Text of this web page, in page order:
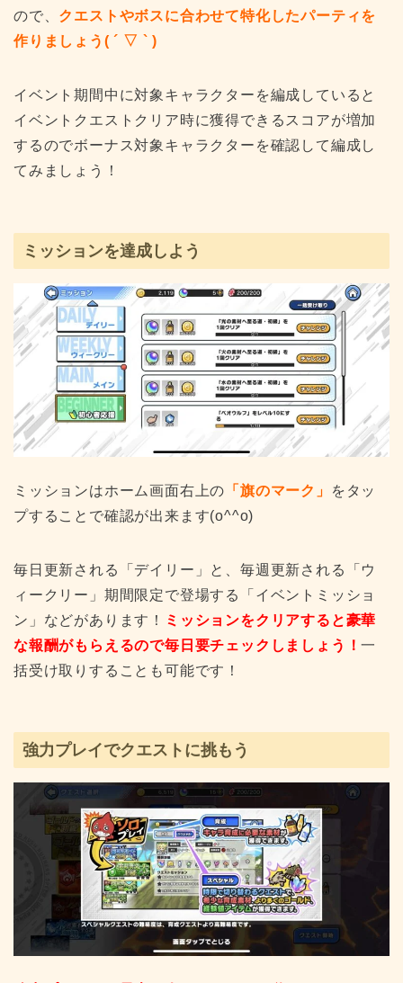
ので、 クエストやボスに合わせて特化したパーティを
作りましょう( ´ ▽ ` )
イベント期間中に対象キャラクターを編成していると
イベントクエストクリア時に獲得できるスコアが増加
するのでボーナス対象キャラクターを確認して編成し
てみましょう！
ミッションを達成しよう
ミッションはホーム画面右上の 「旗のマーク」
をタッ
プすることで確認が出来ます(o^^o)
毎日更新される「デイリー」と、毎週更新される「ウ
ィークリー」期間限定で登場する「イベントミッショ
ン」などがあります！
ミッションをクリアすると豪華
な報酬がもらえるので毎日要チェックしましょう！一
括受け取りすることも可能です！
強力プレイでクエストに挑もう